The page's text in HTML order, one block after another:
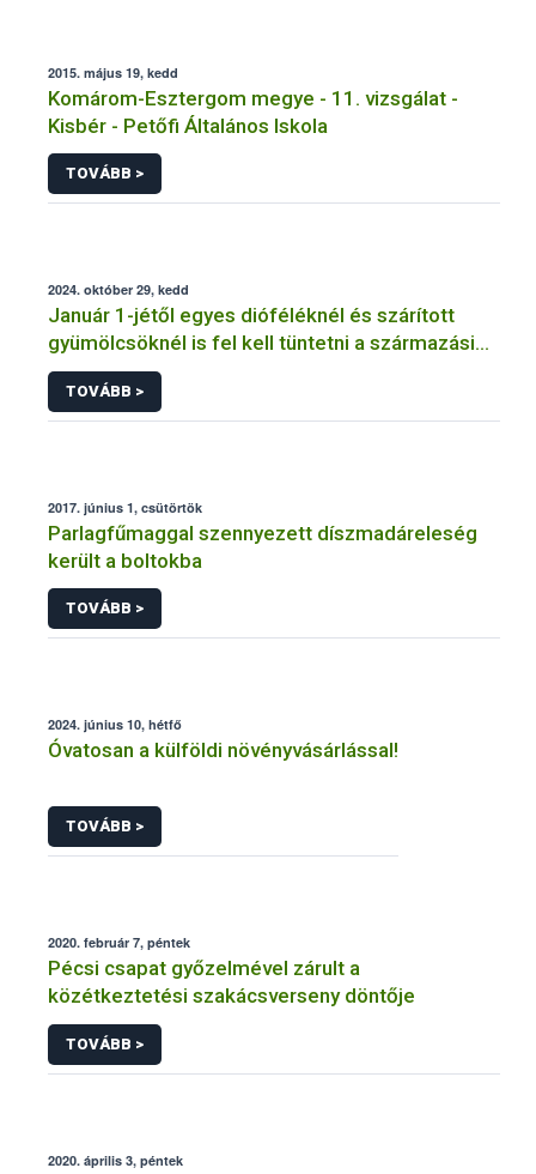
2015. május 19, kedd
Komárom-Esztergom megye - 11. vizsgálat -
Kisbér - Petőfi Általános Iskola
TOVÁBB >
2024. október 29, kedd
Január 1-jétől egyes dióféléknél és szárított
gyümölcsöknél is fel kell tüntetni a származási
országot
TOVÁBB >
2017. június 1, csütörtök
Parlagfűmaggal szennyezett díszmadáreleség
került a boltokba
TOVÁBB >
2024. június 10, hétfő
Óvatosan a külföldi növényvásárlással!
TOVÁBB >
2020. február 7, péntek
Pécsi csapat győzelmével zárult a
közétkeztetési szakácsverseny döntője
TOVÁBB >
2020. április 3, péntek